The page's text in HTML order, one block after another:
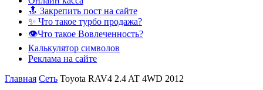
🔝 Закрепить пост на сайте
✨ Что такое турбо продажа?
👁️Что такое Вовлеченность?
Калькулятор символов
Реклама на сайте
Главная Сеть Toyota RAV4 2.4 AT 4WD 2012